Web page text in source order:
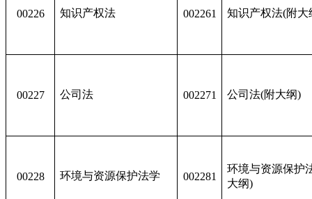
00226 知识产权法 002261 知识产权法(附大
00227 公司法 002271 公司法(附大纲)
00228 环境与资源保护法学 002281
环境与资源保护
大纲)